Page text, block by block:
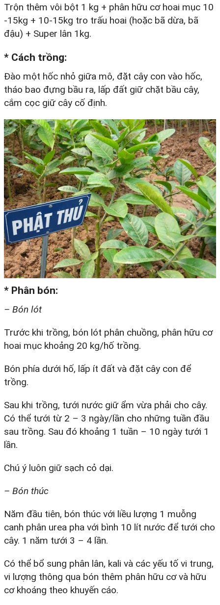
Trộn thêm vôi bột 1 kg + phân hữu cơ hoai mục 10
-15kg + 10-15kg tro trấu hoai (hoặc bã dừa, bã
đậu) + Super lân 1kg.
* Cách trồng:
Đào một hốc nhỏ giữa mô, đặt cây con vào hốc,
tháo bao đựng bầu ra, lấp đất giữ chặt bầu cây,
cắm cọc giữ cây cố định.
* Phân bón:
– Bón lót
Trước khi trồng, bón lót phân chuồng, phân hữu cơ
hoai mục khoảng 20 kg/hố trồng.
Bón phía dưới hố, lấp ít đất và đặt cây con để
trồng.
Sau khi trồng, tưới nước giữ ẩm vừa phải cho cây.
Có thể tưới từ 2 – 3 ngày/lần cho những tuần đầu
sau trồng. Sau đó khoảng 1 tuần – 10 ngày tưới 1
lần.
Chú ý luôn giữ sạch cỏ dại.
– Bón thúc
Năm đầu tiên, bón thúc với liều lượng 1 muỗng
canh phân urea pha với bình 10 lít nước để tưới cho
cây. 1 năm tưới 3 – 4 lần.
Có thể bổ sung phân lân, kali và các yếu tố vi trung,
vi lượng thông qua bón thêm phân hữu cơ và hữu
cơ khoáng theo khuyến cáo.